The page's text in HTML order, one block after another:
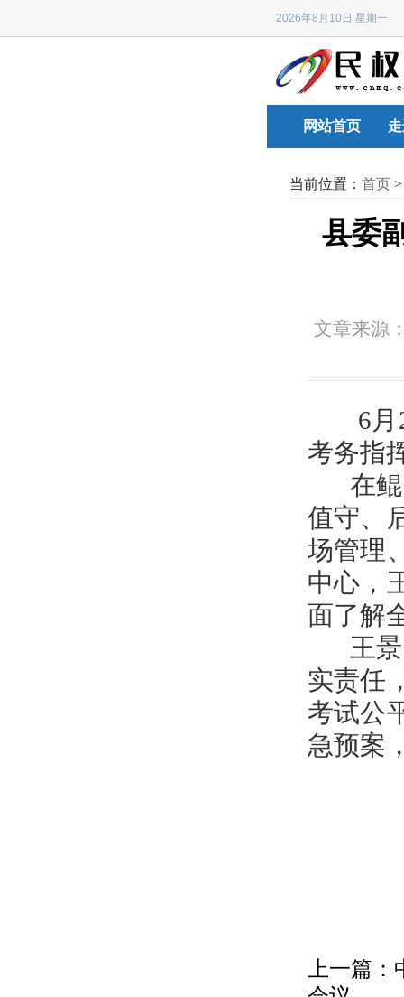
2026年8月10日 星期一
网站首页
当前位置： 首页
县委
文章来源
6月22
考务指
在鲲
值守、
场管理
中心，
面了解
王景
实责任
考试公
急预案
上一篇：